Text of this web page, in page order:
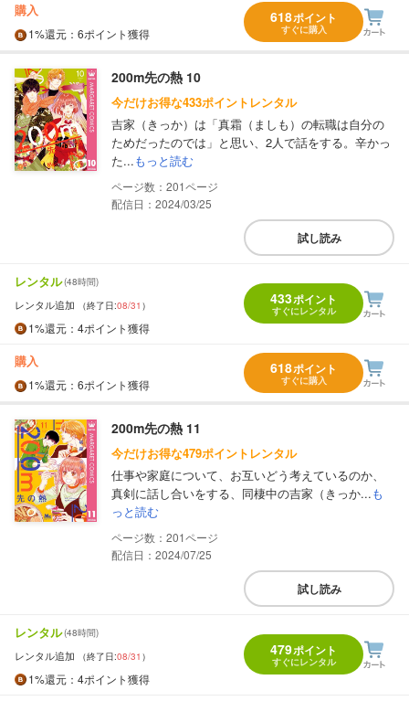
購入
1%還元 ：6ポイント獲得
618ポイント
すぐに購入
200m先の熱 10
今だけお得な433ポイントレンタル
吉家（きっか）は「真霜（ましも）の転職は自分の
ためだったのでは」と思い、2人で話をする。辛かっ
た...もっと読む
201
配信日：2024/03/25
試し読み
レンタル(48時間)
レンタル追加 （終了日:08/31 ）
1%還元 ：4ポイント獲得
433ポイント
すぐにレンタル
購入
1%還元 ：6ポイント獲得
618ポイント
すぐに購入
200m先の熱 11
今だけお得な479ポイントレンタル
仕事や家庭について、お互いどう考えているのか、
真剣に話し合いをする、同棲中の吉家（きっか...も
っと読む
201
配信日：2024/07/25
試し読み
レンタル(48時間)
レンタル追加 （終了日:08/31 ）
1%還元 ：4ポイント獲得
479ポイント
すぐにレンタル